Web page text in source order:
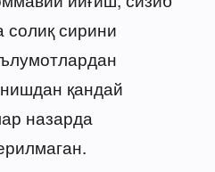
солиқ сирини
қандай
назарда